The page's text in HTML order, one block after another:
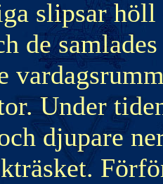
slipsar
de
Under
djupare